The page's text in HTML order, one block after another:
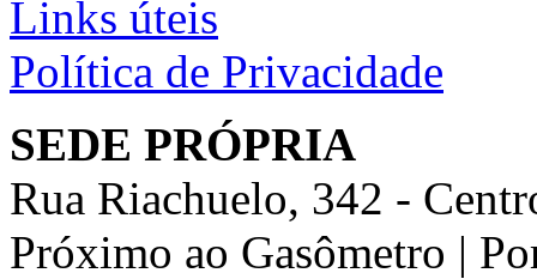
Links úteis
Política de Privacidade
SEDE PRÓPRIA
Rua Riachuelo, 342 -
Próximo ao Gasômetro |